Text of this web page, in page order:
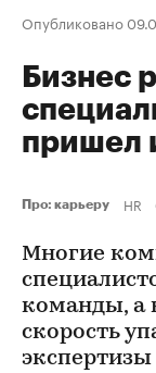
Опубликовано
Бизнес
пришел
Про: карьеру HR
Многие
команды, а
скорость